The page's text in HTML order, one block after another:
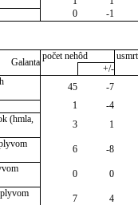
0 -1
Galanta
počet nehôd
+/-
45
-7
1
-4
(hmla,
3
1
6
-8
0
0
7
4